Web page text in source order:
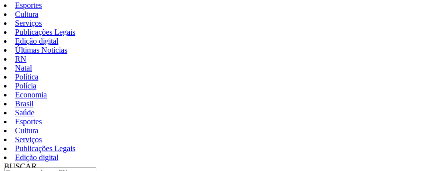
Esportes
Cultura
Serviços
Publicações Legais
Edição digital
Últimas Notícias
RN
Natal
Política
Polícia
Economia
Brasil
Saúde
Esportes
Cultura
Serviços
Publicações Legais
Edição digital
BUSCAR